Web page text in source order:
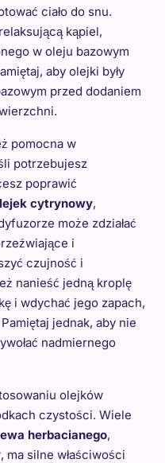
ciało do snu.
kąpiel,
w oleju bazowym
aby olejki były
przed dodaniem
pomocna w
potrzebujesz
poprawić
cytrynowy,
może zdziałać
i
czujność i
nanieść jedną kroplę
i wdychać jego zapach,
jednak, aby nie
nadmiernego
olejków
czystości. Wiele
herbacianego,
, ma silne właściwości